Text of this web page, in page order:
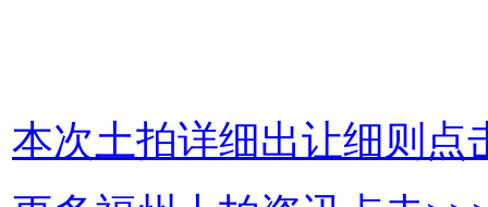
本次土拍详细出让细则点